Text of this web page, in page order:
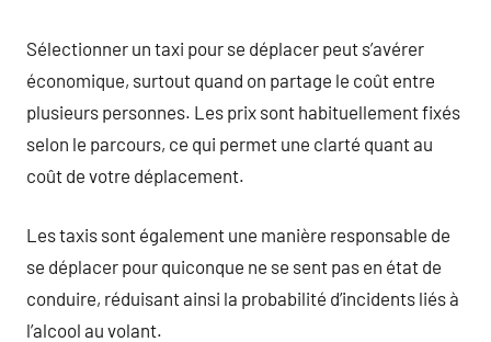
Sélectionner un taxi pour se déplacer peut s’avérer
économique, surtout quand on partage le coût entre
plusieurs personnes. Les prix sont habituellement fixés
selon le parcours, ce qui permet une clarté quant au
coût de votre déplacement.
Les taxis sont également une manière responsable de
se déplacer pour quiconque ne se sent pas en état de
conduire, réduisant ainsi la probabilité d’incidents liés à
l’alcool au volant.